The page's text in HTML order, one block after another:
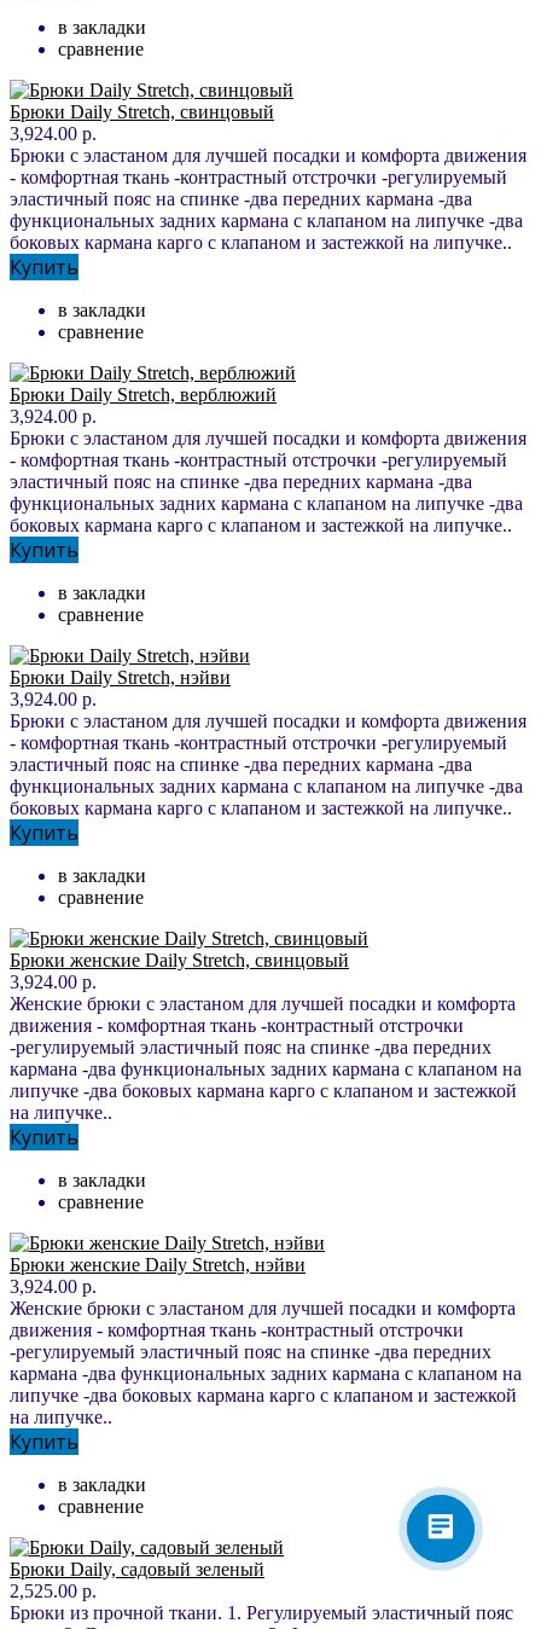
в закладки
сравнение
Брюки Daily Stretch, свинцовый
3,924.00 р.
Брюки с эластаном для лучшей посадки и комфорта движения
- комфортная ткань -контрастный отстрочки -регулируемый
эластичный пояс на спинке -два передних кармана -два
функциональных задних кармана с клапаном на липучке -два
боковых кармана карго с клапаном и застежкой на липучке..
Купить
в закладки
сравнение
Брюки Daily Stretch, верблюжий
3,924.00 р.
Брюки с эластаном для лучшей посадки и комфорта движения
- комфортная ткань -контрастный отстрочки -регулируемый
эластичный пояс на спинке -два передних кармана -два
функциональных задних кармана с клапаном на липучке -два
боковых кармана карго с клапаном и застежкой на липучке..
Купить
в закладки
сравнение
Брюки Daily Stretch, нэйви
3,924.00 р.
Брюки с эластаном для лучшей посадки и комфорта движения
- комфортная ткань -контрастный отстрочки -регулируемый
эластичный пояс на спинке -два передних кармана -два
функциональных задних кармана с клапаном на липучке -два
боковых кармана карго с клапаном и застежкой на липучке..
Купить
в закладки
сравнение
Брюки женские Daily Stretch, свинцовый
3,924.00 р.
Женские брюки с эластаном для лучшей посадки и комфорта
движения - комфортная ткань -контрастный отстрочки
-регулируемый эластичный пояс на спинке -два передних
кармана -два функциональных задних кармана с клапаном на
липучке -два боковых кармана карго с клапаном и застежкой
на липучке..
Купить
в закладки
сравнение
Брюки женские Daily Stretch, нэйви
3,924.00 р.
Женские брюки с эластаном для лучшей посадки и комфорта
движения - комфортная ткань -контрастный отстрочки
-регулируемый эластичный пояс на спинке -два передних
кармана -два функциональных задних кармана с клапаном на
липучке -два боковых кармана карго с клапаном и застежкой
на липучке..
Купить
в закладки
сравнение
Брюки Daily, садовый зеленый
2,525.00 р.
Брюки из прочной ткани. 1. Регулируемый эластичный пояс